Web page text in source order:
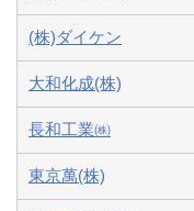
(株)ダイケン
大和化成(株)
長和工業㈱
東京萬(株)